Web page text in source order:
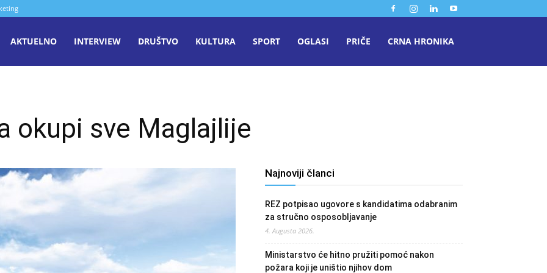
AKTUELNO INTERVIEW DRUŠTVO KULTURA SPORT OGLASI PRIČE CRNA HRONIKA
okupi sve Maglajlije
Najnoviji članci
REZ potpisao ugovore s kandidatima odabranim
za stručno osposobljavanje
4. Augusta 2026.
Ministarstvo će hitno pružiti pomoć nakon
požara koji je uništio njihov dom